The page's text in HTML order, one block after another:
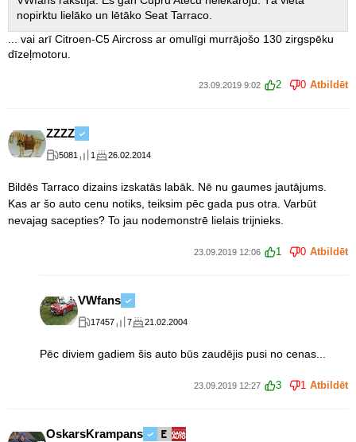
nopirktu lielāko un lētāko Seat Tarraco.
... vai arī Citroen-C5 Aircross ar omulīgi murrājošo 130 zirgspēku
dīzeļmotoru.
23.09.2019 9:02 2 0 Atbildēt
ZZZZ
5081 1 26.02.2014
Bildēs Tarraco dizains izskatās labāk. Nē nu gaumes jautājums.
Kas ar šo auto cenu notiks, teiksim pēc gada pus otra. Varbūt
nevajag sacepties? To jau nodemonstrē lielais trijnieks.
23.09.2019 12:06 1 0 Atbildēt
VWfans
17457 7 21.02.2004
Pēc diviem gadiem šis auto būs zaudējis pusi no cenas...
23.09.2019 12:27 3 1 Atbildēt
OskarsKrampans